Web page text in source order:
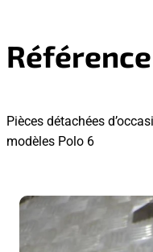
Pièces détachées
modèles Polo 6